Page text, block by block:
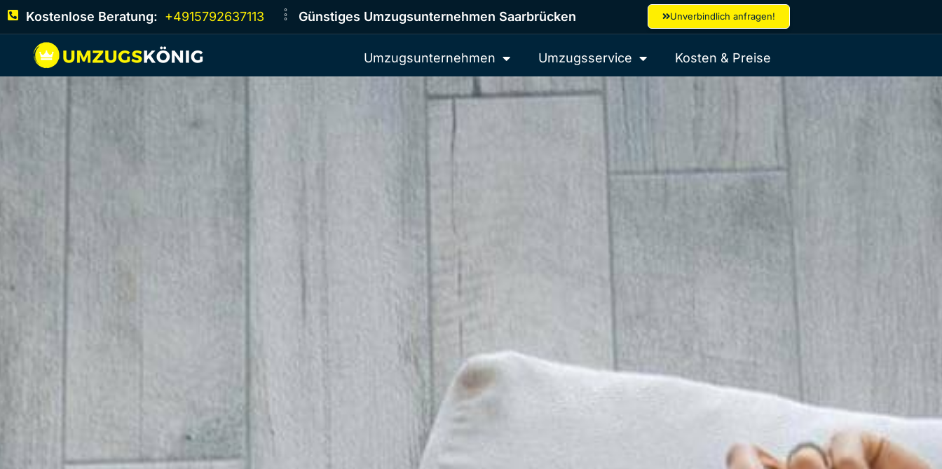
Kostenlose Beratung: +4915792637113 Günstiges Umzugsunternehmen Saarbrücken Unverbindlich anfragen!
Umzugsunternehmen Umzugsservice Kosten & Preise